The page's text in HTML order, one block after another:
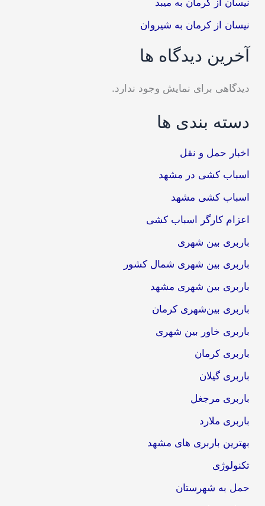
نیسان از کرمان به میبد
نیسان از کرمان به شیروان
آخرین دیدگاه ها
دیدگاهی برای نمایش وجود ندارد.
دسته بندی ها
اخبار حمل و نقل
اسباب کشی در مشهد
اسباب کشی مشهد
اعزام کارگر اسباب کشی
باربری بین شهری
باربری بین شهری شمال کشور
باربری بین شهری مشهد
باربری بین‌شهری کرمان
باربری خاور بین شهری
باربری کرمان
باربری گیلان
باربری مرجغل
باربری ملارد
بهترین باربری های مشهد
تکنولوژی
حمل به شهرستان